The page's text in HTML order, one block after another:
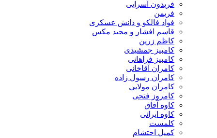
فریدون آسرایی
فواد فالکو و دانش عسکری
قاسم افشار و مجید مکس
کاظم زرین
کامبیز جمشیدی
کامبیز فراهانی
کامران آقاخانی
کامران رسول زاده
کامران مولایی
کامروز فتحی
کاوه آفاق
کاوه ایرانی
کلمست
کمیل احتشام